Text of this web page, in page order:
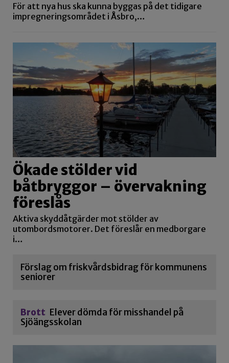
För att nya hus ska kunna byggas på det tidigare
impregneringsområdet i Åsbro,…
Ökade stölder vid
båtbryggor – övervakning
föreslås
Aktiva skyddåtgärder mot stölder av
utombordsmotorer. Det föreslår en medborgare
i…
Förslag om friskvårdsbidrag för kommunens
seniorer
Brott Elever dömda för misshandel på
Sjöängsskolan